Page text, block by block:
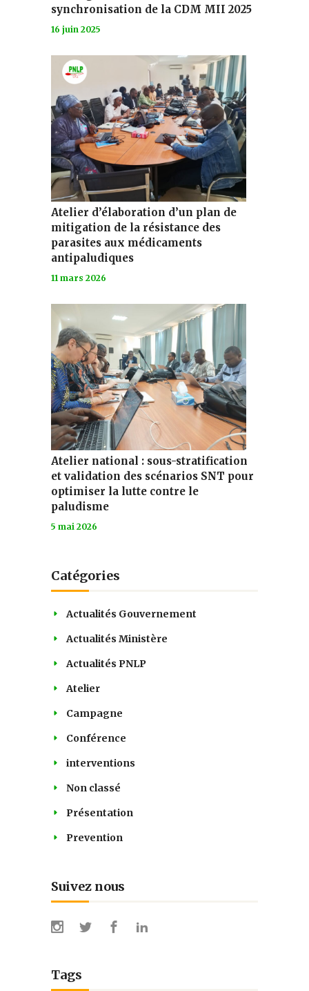
synchronisation de la CDM MII 2025
16 juin 2025
Atelier d’élaboration d’un plan de
mitigation de la résistance des
parasites aux médicaments
antipaludiques
11 mars 2026
Atelier national : sous-stratification
et validation des scénarios SNT pour
optimiser la lutte contre le
paludisme
5 mai 2026
Catégories
Actualités Gouvernement
Actualités Ministère
Actualités PNLP
Atelier
Campagne
Conférence
interventions
Non classé
Présentation
Prevention
Suivez nous
Tags